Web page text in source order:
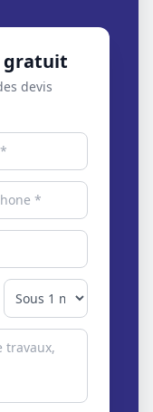
gratuit
devis